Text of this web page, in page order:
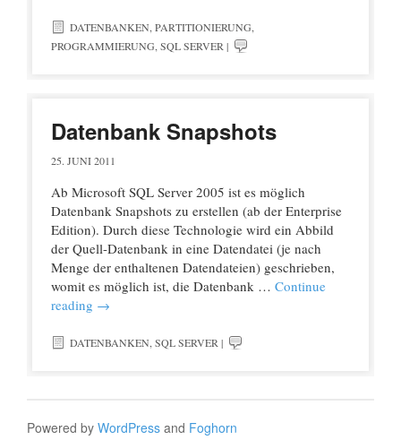
DATENBANKEN PARTITIONIERUNG
PROGRAMMIERUNG SQL SERVER |
Datenbank Snapshots
25. JUNI 2011
Ab Microsoft SQL Server 2005 ist es möglich
Datenbank Snapshots zu erstellen (ab der Enterprise
Edition). Durch diese Technologie wird ein Abbild
der Quell-Datenbank in eine Datendatei (je nach
Menge der enthaltenen Datendateien) geschrieben,
womit es möglich ist, die Datenbank … Continue
reading →
DATENBANKEN SQL SERVER |
Powered by WordPress and Foghorn